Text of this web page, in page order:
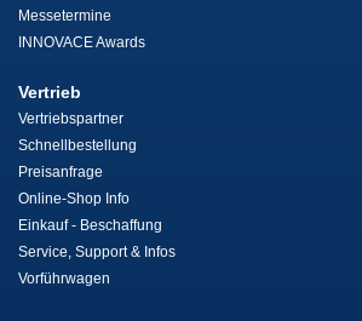
Messetermine
INNOVACE Awards
Vertrieb
Vertriebspartner
Schnellbestellung
Preisanfrage
Online-Shop Info
Einkauf - Beschaffung
Service, Support & Infos
Vorführwagen